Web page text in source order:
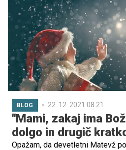
vse od prigod Govorečega
Maje, pa do letečega Petra Pana.
BLOG 22. 12. 2021 08.21
"Mami, zakaj ima
dolgo in drugič
Opažam, da devetletni Matevž